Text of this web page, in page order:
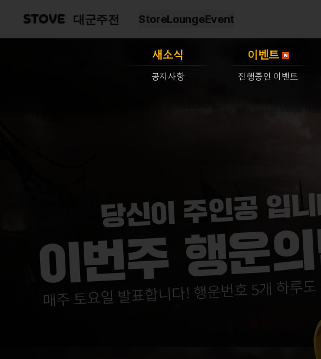
대군주전 StoreLoungeEvent
새소식
공지사항
이벤트
진행중인 이벤트